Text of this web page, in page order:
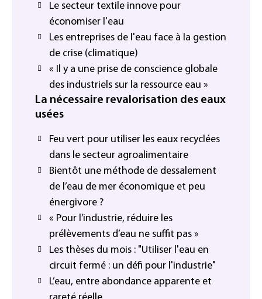
Le secteur textile innove pour
économiser l'eau
Les entreprises de l'eau face à la gestion
de crise (climatique)
« Il y a une prise de conscience globale
des industriels sur la ressource eau »
La nécessaire revalorisation des eaux
usées
Feu vert pour utiliser les eaux recyclées
dans le secteur agroalimentaire
Bientôt une méthode de dessalement
de l’eau de mer économique et peu
énergivore ?
« Pour l’industrie, réduire les
prélèvements d’eau ne suffit pas »
Les thèses du mois : "Utiliser l'eau en
circuit fermé : un défi pour l'industrie"
L’eau, entre abondance apparente et